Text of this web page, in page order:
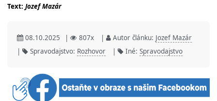
Text: Jozef Mazár
08.10.2025 | 807x | Autor článku: Jozef Mazár
|
Spravodajstvo: Rozhovor | Iné: Spravodajstvo